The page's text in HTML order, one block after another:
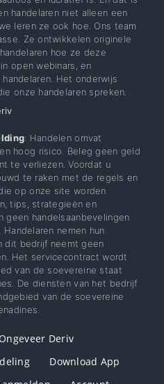
handelaren niet alleen een
leren ze ook hoe. Ons team
Ze ontwikkelen originele
hoe ze deze
open webinars, en
Het onderwijs
onze handelaren spreken.
: Handelen omvat
hoog risico. Beleg geen geld
te verliezen. Voordat u
te raken met de regels en
op onze site worden
tips, strategieën en
handelsaanbevelingen
nemen hun
dit bedrijf neemt geen
Het servicecontract wordt
van de soevereine staat
De diensten van het bedrijf
van de soevereine
Ongeveer Deriv
Download App